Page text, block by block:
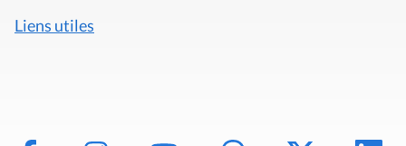
Liens utiles